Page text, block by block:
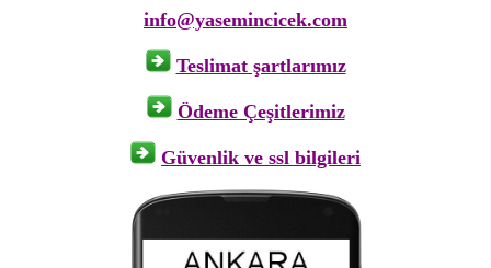
info@yasemincicek.com
Teslimat şartlarımız
Ödeme Çeşitlerimiz
Güvenlik ve ssl bilgileri